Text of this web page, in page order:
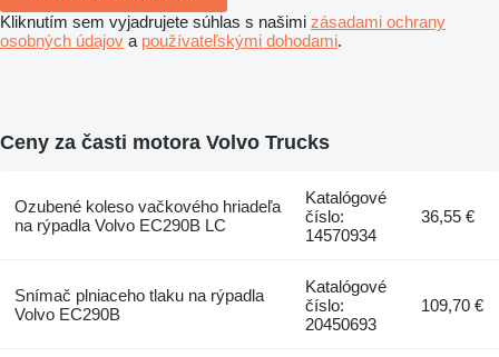
Kliknutím sem vyjadrujete súhlas s našimi zásadami ochrany
osobných údajov a používateľskými dohodami.
Ceny za časti motora Volvo Trucks
Ozubené koleso vačkového hriadeľa
na rýpadla Volvo EC290B LC
Katalógové
číslo:
14570934
36,55 €
Snímač plniaceho tlaku na rýpadla
Volvo EC290B
Katalógové
číslo:
20450693
109,70 €